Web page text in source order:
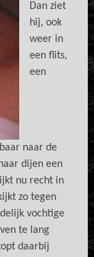
Dan ziet
hij, ook
weer in
een flits,
een
naar de
dijen een
nu recht in
zo tegen
vochtige
te lang
daarbij